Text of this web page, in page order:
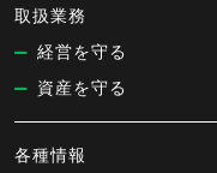
取扱業務
経営を守る
資産を守る
各種情報